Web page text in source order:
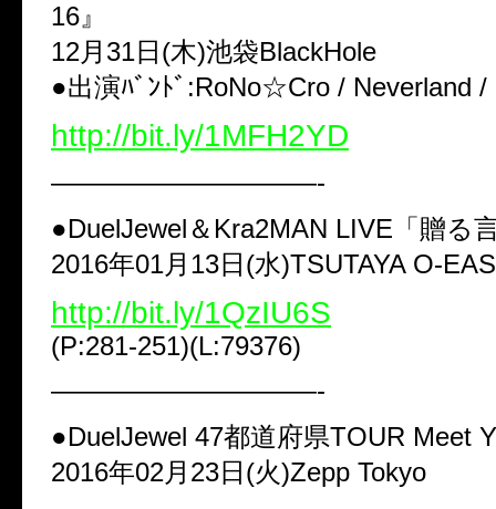
16』
12月31日(木)池袋BlackHole
●出演ﾊﾞﾝﾄﾞ:RoNo☆Cro / Neverland /
http://bit.ly/1MFH2YD
——————————-
●DuelJewel＆Kra2MAN LIVE「贈る
2016年01月13日(水)TSUTAYA O-
http://bit.ly/1QzIU6S
(P:281-251)(L:79376)
——————————-
●DuelJewel 47都道府県TOUR Meet
2016年02月23日(火)Zepp Tokyo